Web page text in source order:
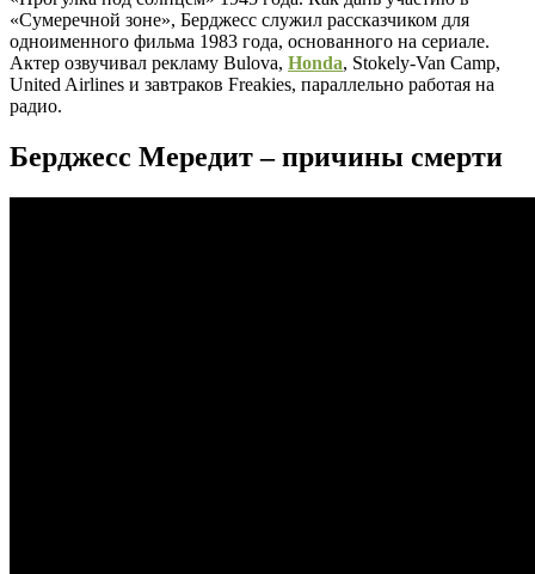
«Сумеречной зоне», Берджесс служил рассказчиком для
одноименного фильма 1983 года, основанного на сериале.
Актер озвучивал рекламу Bulova, Honda, Stokely-Van Camp,
United Airlines и завтраков Freakies, параллельно работая на
радио.
Берджесс Мередит – причины смерти